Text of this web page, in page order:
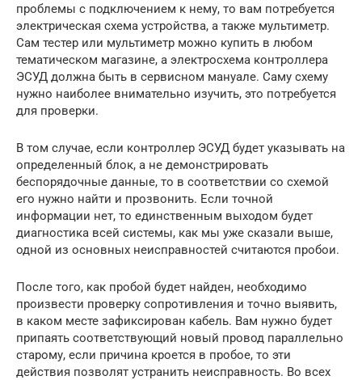
проблемы с подключением к нему, то вам потребуется
электрическая схема устройства, а также мультиметр.
Сам тестер или мультиметр можно купить в любом
тематическом магазине, а электросхема контроллера
ЭСУД должна быть в сервисном мануале. Саму схему
нужно наиболее внимательно изучить, это потребуется
для проверки.
В том случае, если контроллер ЭСУД будет указывать на
определенный блок, а не демонстрировать
беспорядочные данные, то в соответствии со схемой
его нужно найти и прозвонить. Если точной
информации нет, то единственным выходом будет
диагностика всей системы, как мы уже сказали выше,
одной из основных неисправностей считаются пробои.
После того, как пробой будет найден, необходимо
произвести проверку сопротивления и точно выявить,
в каком месте зафиксирован кабель. Вам нужно будет
припаять соответствующий новый провод параллельно
старому, если причина кроется в пробое, то эти
действия позволят устранить неисправность. Во всех